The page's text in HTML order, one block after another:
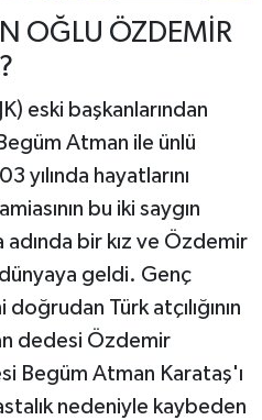
OĞLU ÖZDEMİR
eski başkanlarından
Atman ile ünlü
yılında hayatlarını
bu iki saygın
bir kız ve Özdemir
geldi. Genç
Türk atçılığının
dedesi Özdemir
Begüm Atman Karataş'ı
nedeniyle kaybeden